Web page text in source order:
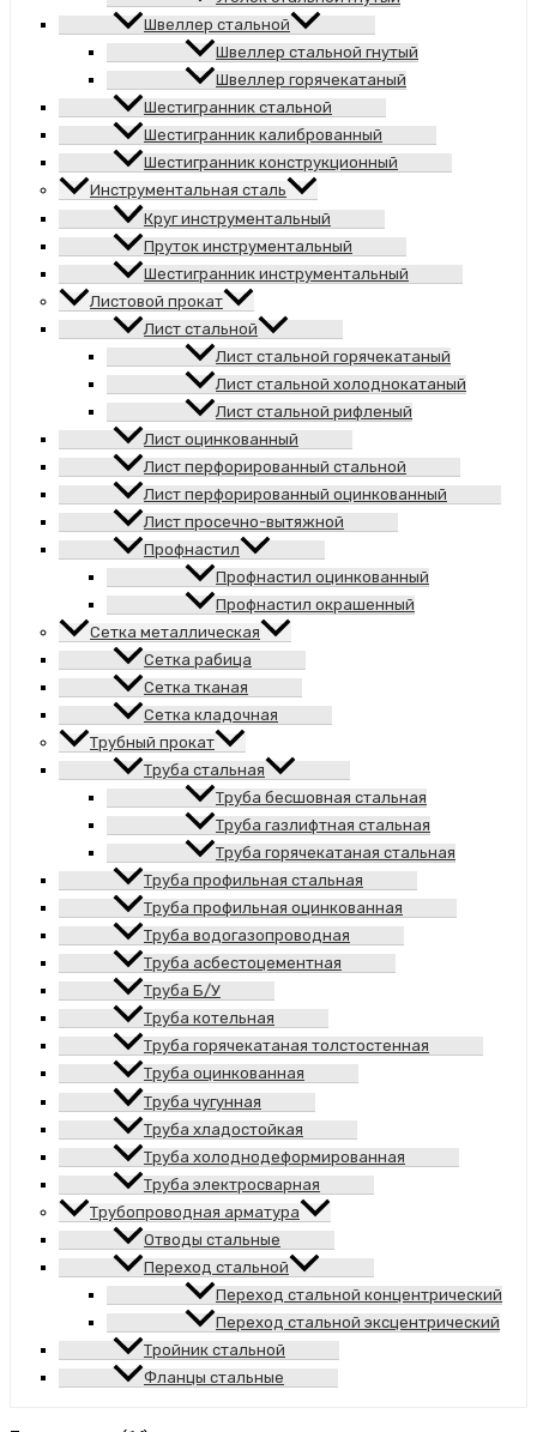
Швеллер стальной
Швеллер стальной гнутый
Швеллер горячекатаный
Шестигранник стальной
Шестигранник калиброванный
Шестигранник конструкционный
Инструментальная сталь
Круг инструментальный
Пруток инструментальный
Шестигранник инструментальный
Листовой прокат
Лист стальной
Лист стальной горячекатаный
Лист стальной холоднокатаный
Лист стальной рифленый
Лист оцинкованный
Лист перфорированный стальной
Лист перфорированный оцинкованный
Лист просечно-вытяжной
Профнастил
Профнастил оцинкованный
Профнастил окрашенный
Сетка металлическая
Сетка рабица
Сетка тканая
Сетка кладочная
Трубный прокат
Труба стальная
Труба бесшовная стальная
Труба газлифтная стальная
Труба горячекатаная стальная
Труба профильная стальная
Труба профильная оцинкованная
Труба водогазопроводная
Труба асбестоцементная
Труба Б/У
Труба котельная
Труба горячекатаная толстостенная
Труба оцинкованная
Труба чугунная
Труба хладостойкая
Труба холоднодеформированная
Труба электросварная
Трубопроводная арматура
Отводы стальные
Переход стальной
Переход стальной концентрический
Переход стальной эксцентрический
Тройник стальной
Фланцы стальные